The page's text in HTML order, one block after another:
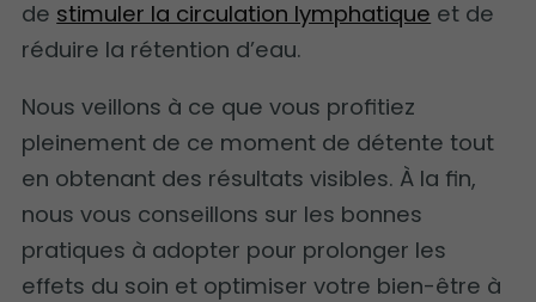
de stimuler la circulation lymphatique et de
réduire la rétention d’eau.
Nous veillons à ce que vous profitiez
pleinement de ce moment de détente tout
en obtenant des résultats visibles. À la fin,
nous vous conseillons sur les bonnes
pratiques à adopter pour prolonger les
effets du soin et optimiser votre bien-être à